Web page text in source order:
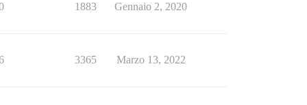
1883 Gennaio 2, 2020
3365 Marzo 13, 2022